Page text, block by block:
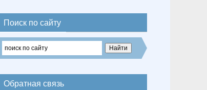
Поиск по сайту
Обратная связь